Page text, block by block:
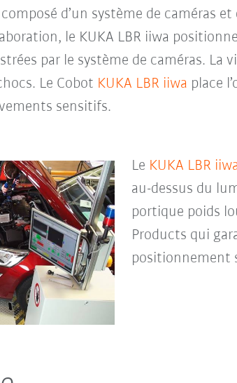
d’un système de caméras et
le KUKA LBR iiwa
par le système de caméras. La
Le Cobot KUKA LBR iiwa place
sensitifs.
Le KUKA LBR
au-dessus du
portique poids
Products qui
positionnement